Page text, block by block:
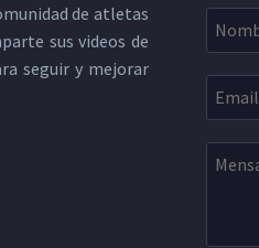
de atletas
sus videos de
seguir y mejorar